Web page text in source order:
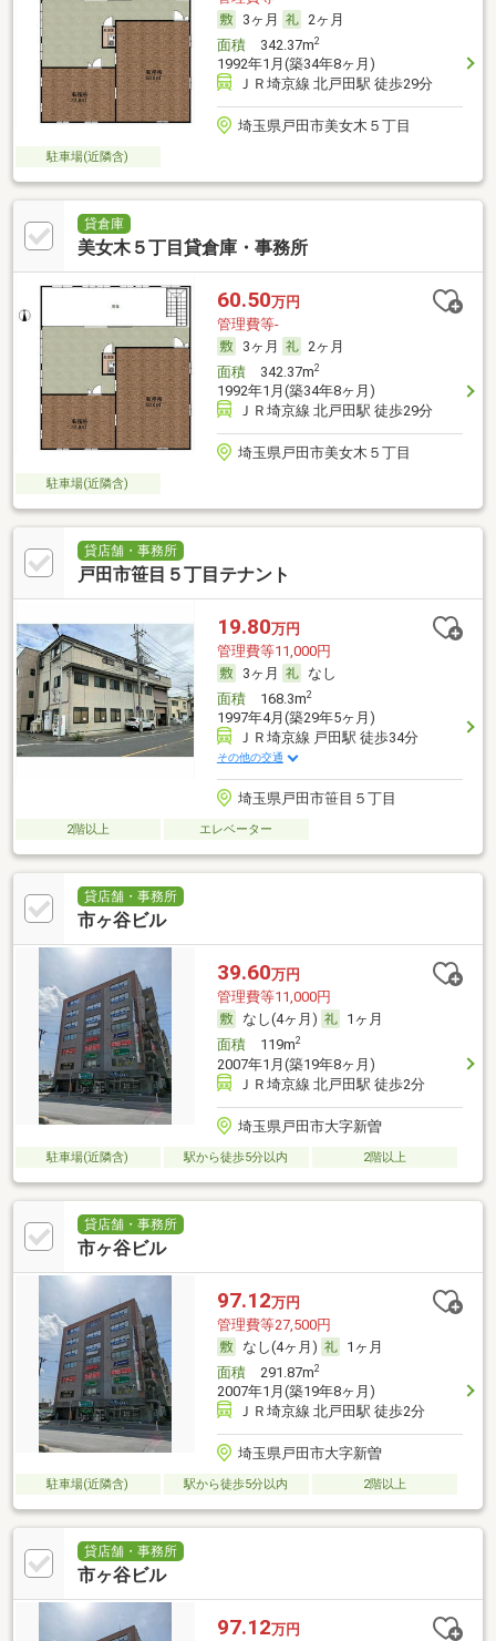
3ヶ月
2ヶ月
面積342.37m2
1992年1月(築34年8ヶ月)
ＪＲ埼京線 北戸田駅 徒歩29分
埼玉県戸田市美女木５丁目
駐車場(近隣含)
貸倉庫
美女木５丁目貸倉庫・事務所
60.50万円
管理費等-
3ヶ月
2ヶ月
面積342.37m2
1992年1月(築34年8ヶ月)
ＪＲ埼京線 北戸田駅 徒歩29分
埼玉県戸田市美女木５丁目
駐車場(近隣含)
貸店舗・事務所
戸田市笹目５丁目テナント
19.80万円
管理費等11,000円
3ヶ月
なし
面積168.3m2
1997年4月(築29年5ヶ月)
ＪＲ埼京線 戸田駅 徒歩34分
その他の交通
埼玉県戸田市笹目５丁目
2階以上 エレベーター
貸店舗・事務所
市ヶ谷ビル
39.60万円
管理費等11,000円
なし(4ヶ月)
1ヶ月
面積119m2
2007年1月(築19年8ヶ月)
ＪＲ埼京線 北戸田駅 徒歩2分
埼玉県戸田市大字新曽
駐車場(近隣含) 駅から徒歩5分以内 2階以上
貸店舗・事務所
市ヶ谷ビル
97.12万円
管理費等27,500円
なし(4ヶ月)
1ヶ月
面積291.87m2
2007年1月(築19年8ヶ月)
ＪＲ埼京線 北戸田駅 徒歩2分
埼玉県戸田市大字新曽
駐車場(近隣含) 駅から徒歩5分以内 2階以上
貸店舗・事務所
市ヶ谷ビル
97.12万円